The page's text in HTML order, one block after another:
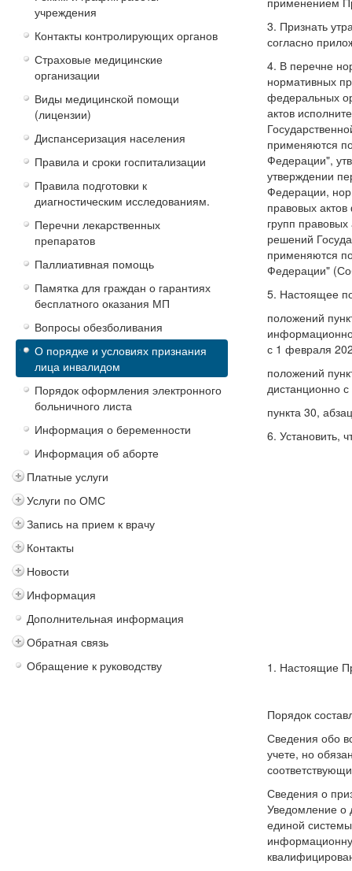
учреждения
Контакты контролирующих органов
Страховые медицинские
организации
Виды медицинской помощи
(лицензии)
Диспансеризация населения
Правила и сроки госпитализации
Правила подготовки к
диагностическим исследованиям.
Перечни лекарственных
препаратов
Паллиативная помощь
Памятка для граждан о гарантиях
бесплатного оказания МП
Вопросы обезболивания
О порядке и условиях признания
лица инвалидом
Порядок оформления электронного
больничного листа
Информация о беременности
Информация об аборте
Платные услуги
Услуги по ОМС
Запись на прием к врачу
Контакты
Новости
Информация
Дополнительная информация
Обратная связь
Обращение к руководству
3. Признать
согласно
4. В перечне
нормативных
федеральных
актов
применяются
Федерации",
утверждении
Федерации,
правовых
групп
решений
применяются
Федерации"
5. Настоящее
положений
с 1 февраля
положений
дистанционно
пункта 30,
6. Установить,
1. Настоящие
Порядок
Сведения обо
учете, но
Сведения о
Уведомление о
единой